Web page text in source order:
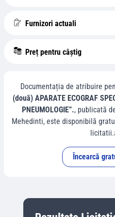
Furnizori actuali
Preț pentru câștig
Documentația de atribuire
(două) APARATE ECOGRAF
PNEUMOLOGIE”., publicată
Mehedinti, este disponibilă
Încearcă